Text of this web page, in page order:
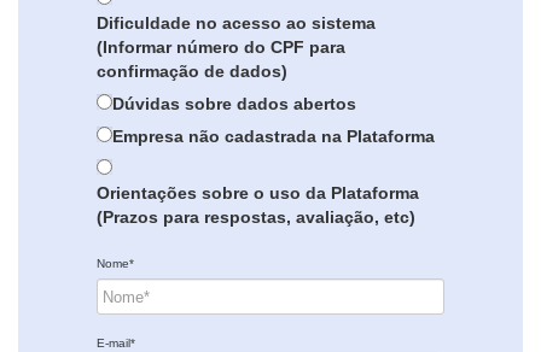
Dificuldade no acesso ao sistema
(Informar número do CPF para
confirmação de dados)
Dúvidas sobre dados abertos
Empresa não cadastrada na Plataforma
Orientações sobre o uso da Plataforma
(Prazos para respostas, avaliação, etc)
Nome*
E-mail*